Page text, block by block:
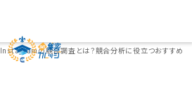
Instagramの競合調査とは？競合分析に役立つおすすめツ